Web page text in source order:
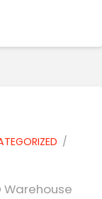
Warehouse